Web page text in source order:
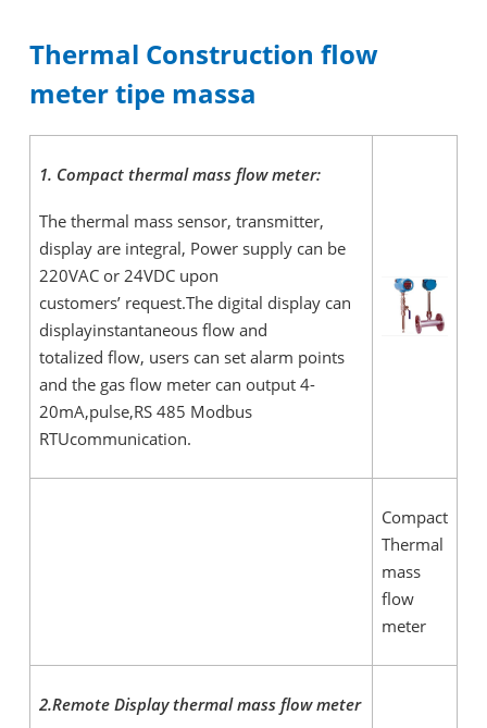
Thermal Construction flow
meter tipe massa
1. Compact thermal mass flow meter:
The thermal mass sensor, transmitter,
display are integral, Power supply can be
220VAC or 24VDC upon
customers’ request.The digital display can
displayinstantaneous flow and
totalized flow, users can set alarm points
and the gas flow meter can output 4-
20mA,pulse,RS 485 Modbus
RTUcommunication.
Compact
Thermal
mass
flow
meter
2.Remote Display thermal mass flow meter